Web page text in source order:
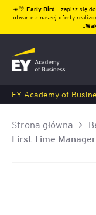
☀️🌴 Early Bird – zapisz się
otwarte z naszej oferty
EY Academy of
Strona główna
First Time Manager